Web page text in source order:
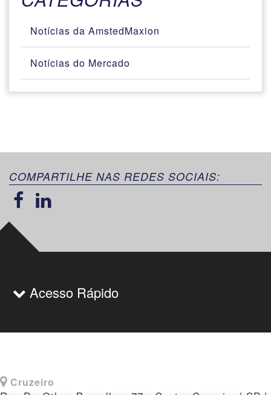
Notícias da AmstedMaxion
Notícias do Mercado
COMPARTILHE NAS REDES SOCIAIS:
Acesso Rápido
Cruzeiro